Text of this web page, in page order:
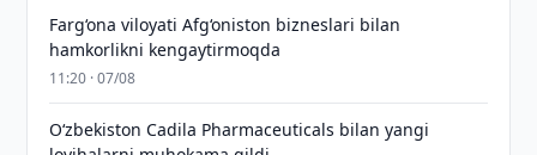
Farg‘ona viloyati Afg‘oniston bizneslari bilan
hamkorlikni kengaytirmoqda
11:20 · 07/08
Oʻzbekiston Cadila Pharmaceuticals bilan yangi